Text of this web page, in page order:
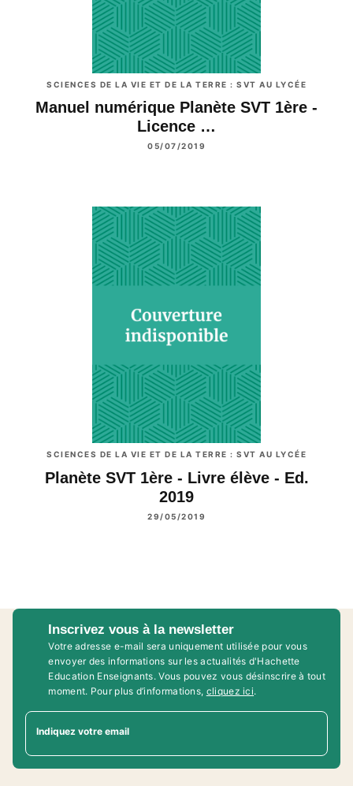
SCIENCES DE LA VIE ET DE LA TERRE : SVT AU LYCÉE
Manuel numérique Planète SVT 1ère -
Licence …
05/07/2019
SCIENCES DE LA VIE ET DE LA TERRE : SVT AU LYCÉE
Planète SVT 1ère - Livre élève - Ed.
2019
29/05/2019
Inscrivez vous à la newsletter
Votre adresse e-mail sera uniquement utilisée pour vous
envoyer des informations sur les actualités d'Hachette
Education Enseignants. Vous pouvez vous désinscrire à tout
moment. Pour plus d’informations, cliquez ici.
Indiquez votre email